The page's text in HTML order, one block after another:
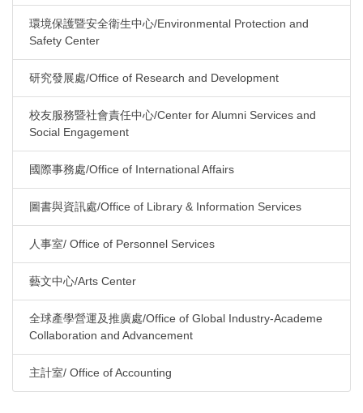
環境保護暨安全衛生中心/Environmental Protection and
Safety Center
研究發展處/Office of Research and Development
校友服務暨社會責任中心/Center for Alumni Services and
Social Engagement
國際事務處/Office of International Affairs
圖書與資訊處/Office of Library & Information Services
人事室/ Office of Personnel Services
藝文中心/Arts Center
全球產學營運及推廣處/Office of Global Industry-Academe
Collaboration and Advancement
主計室/ Office of Accounting